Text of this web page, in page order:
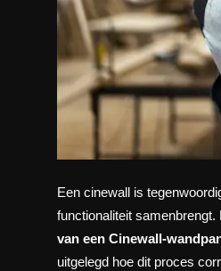
Een cinewall is
functionaliteit
van een Cinewall-
uitgelegd hoe dit proces